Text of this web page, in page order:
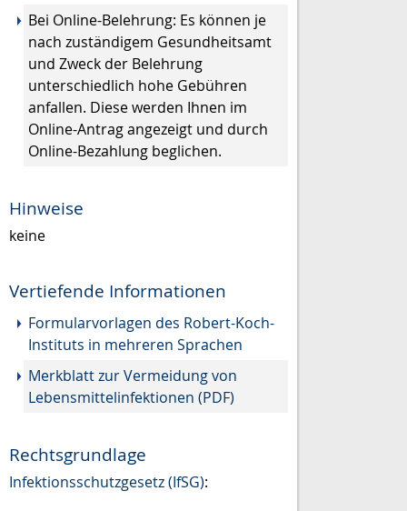
Bei Online-Belehrung: Es können je
nach zuständigem Gesundheitsamt
und Zweck der Belehrung
unterschiedlich hohe Gebühren
anfallen. Diese werden Ihnen im
Online-Antrag angezeigt und durch
Online-Bezahlung beglichen.
Hinweise
keine
Vertiefende Informationen
Formularvorlagen des Robert-Koch-
Instituts in mehreren Sprachen
Merkblatt zur Vermeidung von
Lebensmittelinfektionen (PDF)
Rechtsgrundlage
Infektionsschutzgesetz (IfSG):